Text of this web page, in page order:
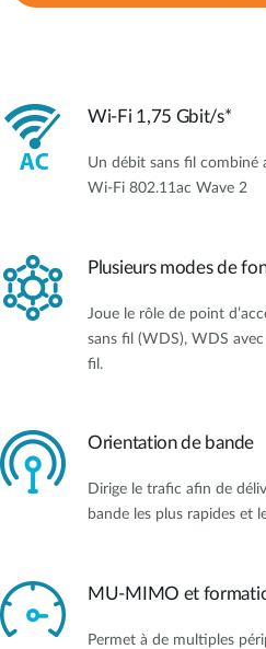
Wi-Fi 1,75 Gbit/s*
Un débit sans fil combiné
Wi-Fi 802.11ac Wave 2
Plusieurs modes de
Joue le rôle de point
sans fil (WDS), WDS
fil.
Orientation de bande
Dirige le trafic afin de
bande les plus rapides et
MU-MIMO et
Permet à de multiples